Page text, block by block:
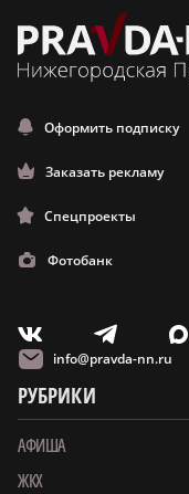
Оформить подписку
Заказать рекламу
Спецпроекты
Фотобанк
V T X
info@pravda-nn.ru
РУБРИКИ
АФИША
ЖКХ